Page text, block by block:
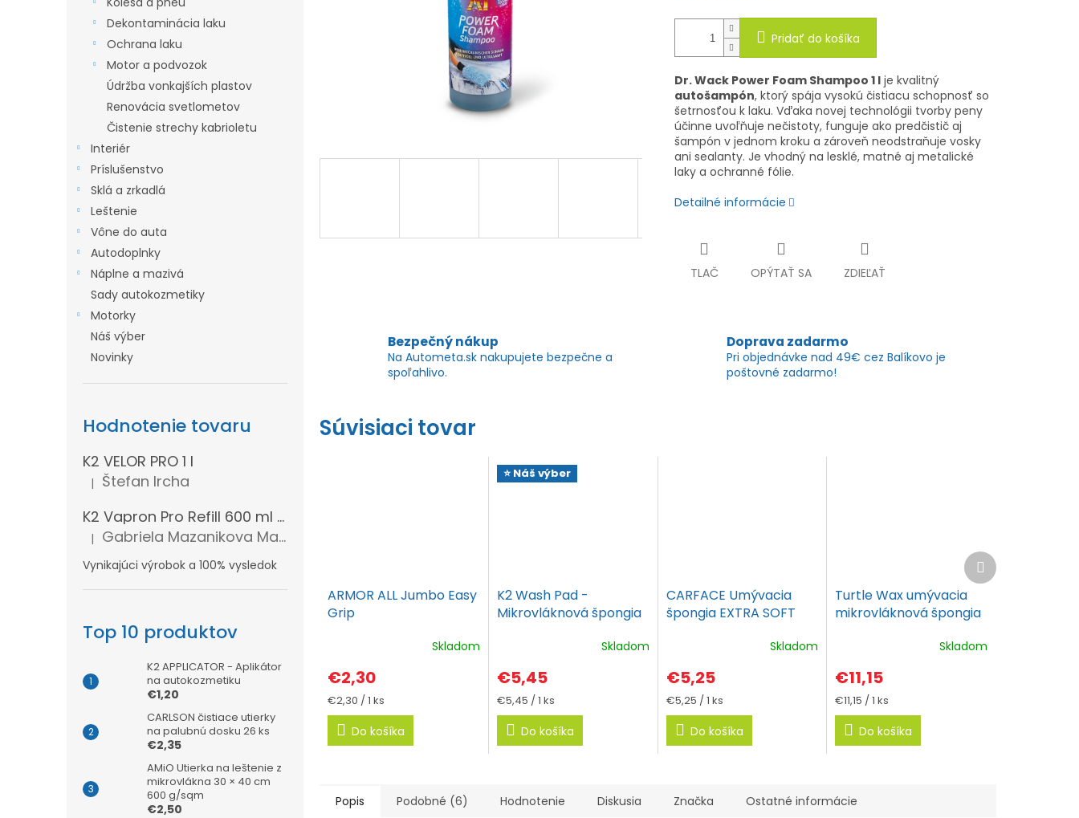
Dekontaminácia laku
Ochrana laku
Motor a podvozok
Údržba vonkajších plastov
Renovácia svetlometov
Čistenie strechy kabrioletu
Interiér
Príslušenstvo
Sklá a zrkadlá
Leštenie
Vône do auta
Autodoplnky
Náplne a mazivá
Sady autokozmetiky
Motorky
Náš výber
Novinky
Hodnotenie tovaru
K2 VELOR PRO 1 l
Hodnotenie produktu je 5 z 5 hviezdičiek.
| Štefan Ircha
K2 Vapron Pro Refill 600 ml - Náhradná náplň
Hodnotenie produktu je 5 z 5 hviezdičiek.
| Gabriela Mazanikova Mazanikova
Vynikajúci výrobok a 100% vysledok
Top 10 produktov
K2 APPLICATOR - Aplikátor
na autokozmetiku
€1,20
CARLSON čistiace utierky
na palubnú dosku 26 ks
€2,35
AMiO Utierka na leštenie z
mikrovlákna 30 × 40 cm
600 g/sqm
€2,50
Pridať do košíka
Dr. Wack Power Foam Shampoo 1 lje kvalitný
autošampón, ktorý spája vysokú čistiacu schopnosť so
šetrnosťou k laku. Vďaka novej technológii tvorby peny
účinne uvoľňuje nečistoty, funguje ako predčistič aj
šampón v jednom kroku a zároveň neodstraňuje vosky
ani sealanty. Je vhodný na lesklé, matné aj metalické
laky a ochranné fólie.
Detailné informácie
TLAČ OPÝTAŤ SA ZDIEĽAŤ
Bezpečný nákup
Na Autometa.sk nakupujete bezpečne a
spoľahlivo.
Doprava zadarmo
Pri objednávke nad 49€ cez Balíkovo je
poštovné zadarmo!
Súvisiaci tovar
ARMOR ALL Jumbo Easy
Grip
Skladom
€2,30
Jednotková
cena:
€2,30 / 1 ks
Do košíka
⭐ Náš výber
K2 Wash Pad -
Mikrovláknová špongia
Skladom
€5,45
Jednotková
cena:
€5,45 / 1 ks
Do košíka
CARFACE Umývacia
špongia EXTRA SOFT
Skladom
€5,25
Jednotková
cena:
€5,25 / 1 ks
Do košíka
Turtle Wax umývacia
mikrovláknová špongia
Skladom
€11,15
Jednotková
cena:
€11,15 / 1 ks
Do košíka
Ďalší
produkt
Popis Podobné (6) Hodnotenie Diskusia Značka Ostatné informácie